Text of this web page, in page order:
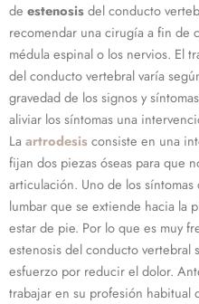
de estenosisdel conducto
recomendar una cirugía a fin de
médula espinal o los nervios. El
del conducto vertebral varía
gravedad de los signos y
aliviar los síntomas una
La artrodesis consiste en una
fijan dos piezas óseas para que
articulación. Uno de los
lumbar que se extiende hacia la
estar de pie. Por lo que es muy
estenosis del conducto vertebral
esfuerzo por reducir el dolor.
trabajar en su profesión